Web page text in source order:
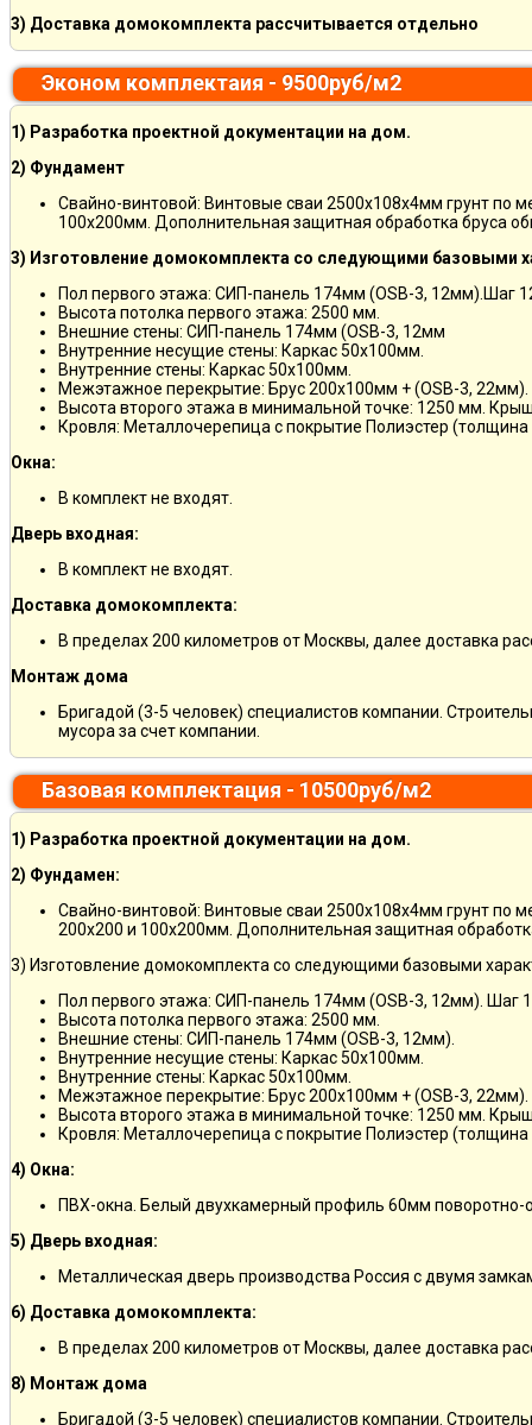
3) Доставка домокомплекта рассчитывается отдельно
Эконом комплектаия - 9500руб/м2
1) Разработка проектной документации на дом.
2) Фундамент
Свайно-винтовой: Винтовые сваи 2500х108х4мм грунт по
100х200мм. Дополнительная защитная обработка бруса
3) Изготовление домокомплекта со следующими базовыми
Пол первого этажа: СИП-панель 174мм (OSB-3, 12мм).Шаг
Высота потолка первого этажа: 2500 мм.
Внешние стены: СИП-панель 174мм (OSB-3, 12мм
Внутренние несущие стены: Каркас 50х100мм.
Внутренние стены: Каркас 50х100мм.
Межэтажное перекрытие: Брус 200х100мм + (OSB-3, 22мм).
Высота второго этажа в минимальной точке: 1250 мм.
Кровля: Металлочерепица с покрытие Полиэстер
Окна:
В комплект не входят.
Дверь входная:
В комплект не входят.
Доставка домокомплекта:
В пределах 200 километров от Москвы, далее доставка
Монтаж дома
Бригадой (3-5 человек) специалистов компании.
мусора за счет компании.
Базовая комплектация - 10500руб/м2
1) Разработка проектной документации на дом.
2) Фундамен:
Свайно-винтовой: Винтовые сваи 2500х108х4мм грунт по
200х200 и 100х200мм. Дополнительная защитная
3) Изготовление домокомплекта со следующими базовыми
Пол первого этажа: СИП-панель 174мм (OSB-3, 12мм). Шаг
Высота потолка первого этажа: 2500 мм.
Внешние стены: СИП-панель 174мм (OSB-3, 12мм).
Внутренние несущие стены: Каркас 50х100мм.
Внутренние стены: Каркас 50х100мм.
Межэтажное перекрытие: Брус 200х100мм + (OSB-3, 22мм).
Высота второго этажа в минимальной точке: 1250 мм.
Кровля: Металлочерепица с покрытие Полиэстер
4) Окна:
ПВХ-окна. Белый двухкамерный профиль 60мм поворотно-
5) Дверь входная:
Металлическая дверь производства Россия с двумя
6) Доставка домокомплекта:
В пределах 200 километров от Москвы, далее доставка
8) Монтаж дома
Бригадой (3-5 человек) специалистов компании.